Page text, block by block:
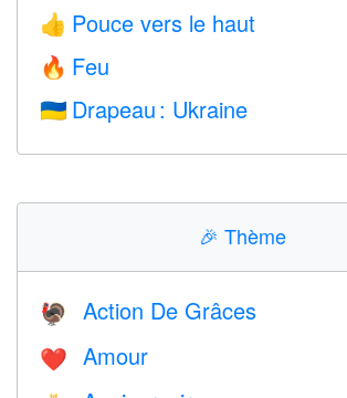
👍 Pouce vers le haut
🔥 Feu
🇺🇦 Drapeau : Ukraine
🎉 Thème
🦃 Action De Grâces
❤️️ Amour